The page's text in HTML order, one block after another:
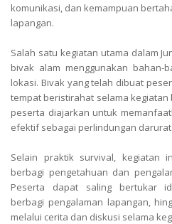
komunikasi, dan kemampuan
lapangan.
Salah satu kegiatan utama dalam
bivak alam menggunakan
lokasi. Bivak yang telah dibuat
tempat beristirahat selama
peserta diajarkan untuk
efektif sebagai perlindungan darurat
Selain praktik survival, kegiatan
berbagi pengetahuan dan
Peserta dapat saling bertukar
berbagi pengalaman lapangan,
melalui cerita dan diskusi selama